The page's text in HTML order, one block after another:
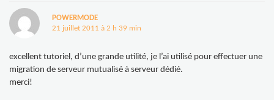
POWERMODE
21 juillet 2011 à 2 h 39 min
excellent tutoriel, d’une grande utilité, je l’ai utilisé pour effectuer une
migration de serveur mutualisé à serveur dédié.
merci!